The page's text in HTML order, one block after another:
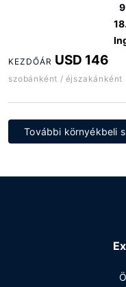
KEZDŐÁR USD 146
szobánként / éjszakánként
További környékbeli